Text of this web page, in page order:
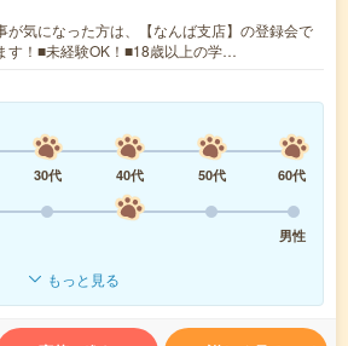
気になった方は、【なんば支店】の登録会で
す！■未経験OK！■18歳以上の学…
30代 40代 50代
60代
男性
もっと見る